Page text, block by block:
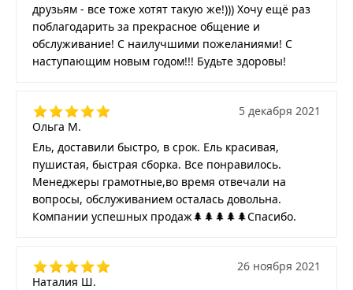
друзьям - все тоже хотят такую же!))) Хочу ещё раз
поблагодарить за прекрасное общение и
обслуживание! С наилучшими пожеланиями! С
наступающим новым годом!!! Будьте здоровы!
Ольга М.
5 декабря 2021
Ель, доставили быстро, в срок. Ель красивая,
пушистая, быстрая сборка. Все понравилось.
Менеджеры грамотные,во время отвечали на
вопросы, обслуживанием осталась довольна.
Компании успешных продаж🌲🌲🌲🌲🌲Спасибо.
Наталия Ш.
26 ноября 2021